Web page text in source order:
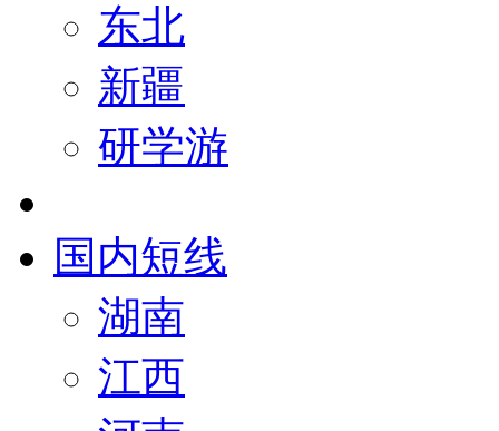
东北
新疆
研学游
国内短线
湖南
江西